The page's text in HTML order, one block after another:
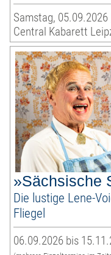
Samstag, 05.09.2026
Central Kabarett
»Sächsische
Die lustige Lene-
Fliegel
06.09.2026 bis